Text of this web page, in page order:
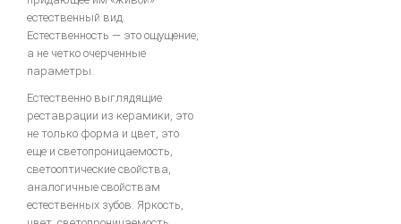
естественный вид.
Естественность — это ощущение,
а не четко очерченные
параметры.
Естественно выглядящие
реставрации из керамики, это
не только форма и цвет, это
еще и светопроницаемость,
светооптические свойства,
аналогичные свойствам
естественных зубов. Яркость,